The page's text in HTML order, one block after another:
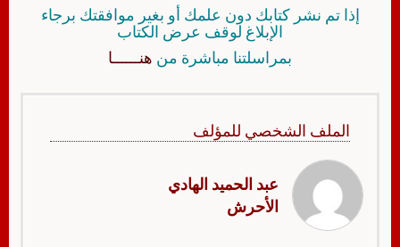
إذا تم نشر كتابك دون علمك أو بغير موافقتك برجاء
الإبلاغ لوقف عرض الكتاب
بمراسلتنا مباشرة من هنــــــا
الملف الشخصي للمؤلف
عبد الحميد الهادي
الأحرش